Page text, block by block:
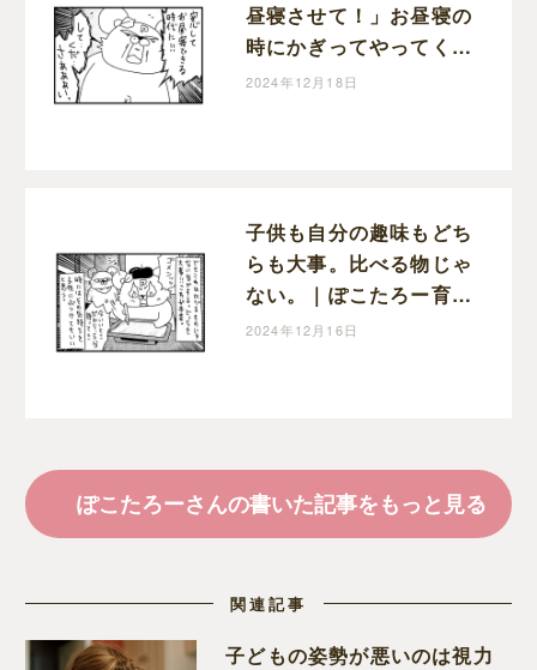
昼寝させて！」お昼寝の
時にかぎってやってくる
宣伝車｜ぽこたろー育児
2024年12月18日
子供も自分の趣味もどち
らも大事。比べる物じゃ
ない。｜ぽこたろー育児
漫画
2024年12月16日
ぽこたろーさんの書いた記事をもっと見る
関連記事
子どもの姿勢が悪いのは視力